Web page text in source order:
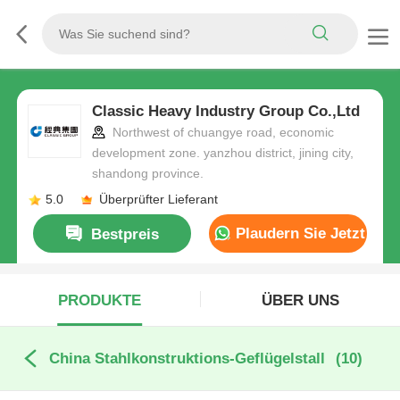
Classic Heavy Industry Group Co.,Ltd
Northwest of chuangye road, economic
development zone. yanzhou district, jining city,
shandong province.
5.0
Überprüfter Lieferant
Bestpreis Plaudern Sie Jetzt
PRODUKTE ÜBER UNS
China Stahlkonstruktions-Geflügelstall (10)